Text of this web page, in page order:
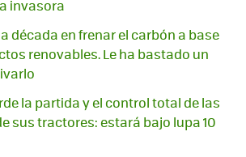
invasora
década en frenar el carbón a base
renovables. Le ha bastado un
la partida y el control total de las
sus tractores: estará bajo lupa 10